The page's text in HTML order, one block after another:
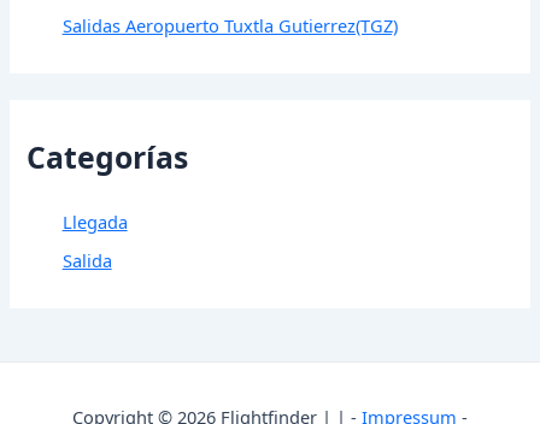
Salidas Aeropuerto Tuxtla Gutierrez(TGZ)
Categorías
Llegada
Salida
Copyright © 2026 Flightfinder | | - Impressum -